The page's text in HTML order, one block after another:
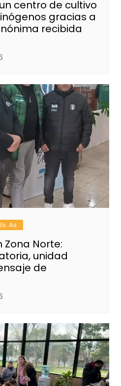
centro de cultivo
gracias a
recibida
As.
Zona Norte:
unidad
de